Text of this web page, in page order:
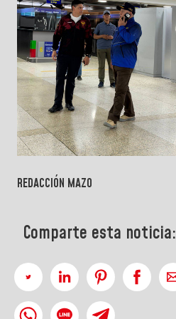
REDACCIÓN MAZO
Comparte esta noticia: